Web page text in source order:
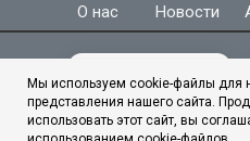
О нас Новости
Мы используем cookie-файлы для
представления нашего сайта.
использовать этот сайт, вы